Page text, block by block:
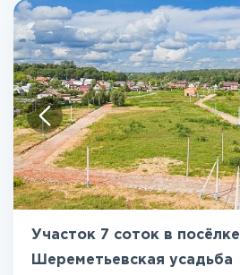
Участок 7 соток в посёлке
Шереметьевская усадьба